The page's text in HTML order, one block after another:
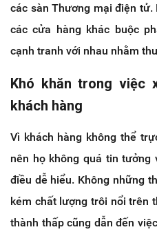
các sàn Thương mại điện
các cửa hàng khác buộc
cạnh tranh với nhau nhằm
Khó khăn trong việc
khách hàng
Vì khách hàng không thể
nên họ không quá tin tưởng
điều dễ hiểu. Không những
kém chất lượng trôi nổi trên
thành thấp cũng dẫn đến